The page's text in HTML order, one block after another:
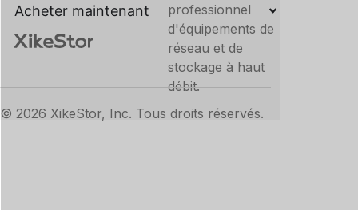
Acheter maintenant
professionnel
d'équipements de
réseau et de
stockage à haut
débit.
© 2026 XikeStor, Inc. Tous droits réservés.